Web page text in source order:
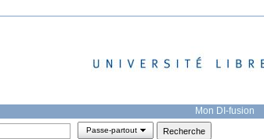
Mon DI-fusion
Passe-partout